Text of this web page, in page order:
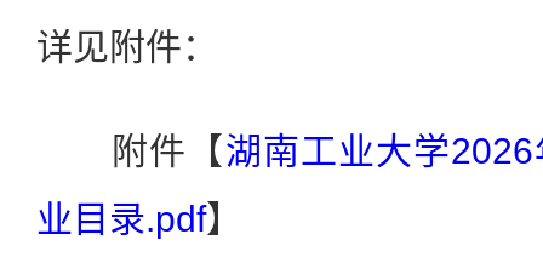
详见附件：
附件【湖南工业大学
业目录.pdf】